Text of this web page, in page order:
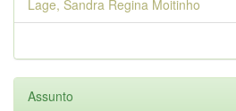
Lage, Sandra Regina Moitinho
Assunto